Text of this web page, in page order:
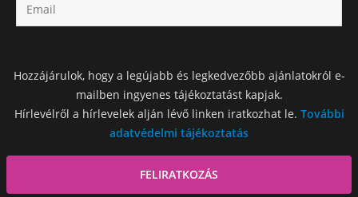
Hozzájárulok, hogy a legújabb és legkedvezőbb ajánlatokról e-
mailben ingyenes tájékoztatást kapjak.
Hírlevélről a hírlevelek alján lévő linken iratkozhat le. További
adatvédelmi tájékoztatás